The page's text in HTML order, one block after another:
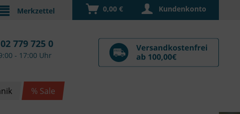
Kundenkonto
0,00 €
779 725 0
- 17:00 Uhr
% Sale